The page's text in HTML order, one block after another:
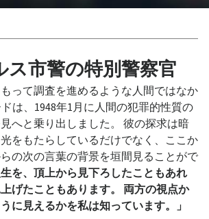
ス市警の特別警察官
って調査を進めるような人間ではなか
は、1948年1月に人間の犯罪的性質の
へと乗り出しました。 彼の探求は暗
をもたらしているだけでなく、ここか
の次の言葉の背景を垣間見ることがで
生を、頂上から見下ろしたこともあれ
げたこともあります。 両方の視点か
に見えるかを私は知っています。」